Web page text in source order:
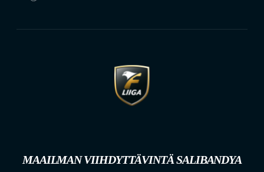
MAAILMAN VIIHDYTTÄVINTÄ SALIBANDYA